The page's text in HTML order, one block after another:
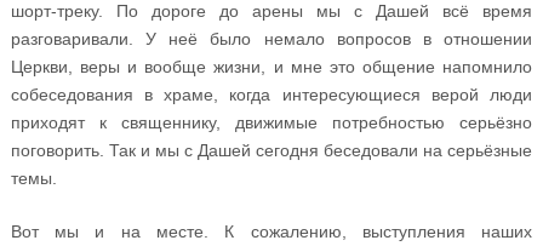
шорт-треку. По дороге до арены мы с Дашей всё время
разговаривали. У неё было немало вопросов в отношении
Церкви, веры и вообще жизни, и мне это общение напомнило
собеседования в храме, когда интересующиеся верой люди
приходят к священнику, движимые потребностью серьёзно
поговорить. Так и мы с Дашей сегодня беседовали на серьёзные
темы.
Вот мы и на месте. К сожалению, выступления наших